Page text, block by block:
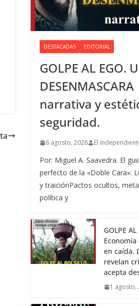
DESTACADAS EDITORIAL
GOLPE AL EGO.
DESENMASCARA
narrativa y
seguridad.
6 agosto, 2026 El
Por: Miguel A. Saavedra. El
perfecto de la «Doble Cara»:
y traiciónPactos ocultos,
política y
GOLPE
Economía
en caída.
revelan
acepta
1 agosto,